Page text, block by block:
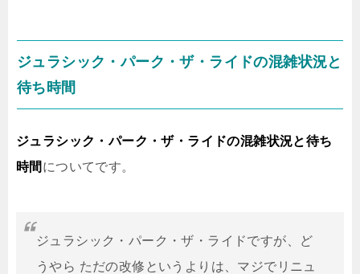
ジュラシック・パーク・ザ・ライドの混雑状況と
待ち時間
ジュラシック・パーク・ザ・ライドの混雑状況と待ち
時間 についてです。
ジュラシック・パーク・ザ・ライドですが、ど
うやら ただの改修というよりは、マジでリニュ